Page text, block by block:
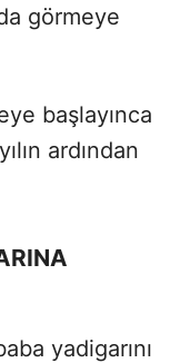
görmeye
başlayınca
ardından
yadigarını